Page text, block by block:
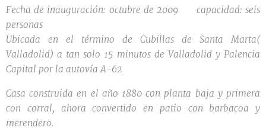
Fecha de inauguración: octubre de 2009 capacidad: seis
personas
Ubicada en el término de Cubillas de Santa Marta(
Valladolid) a tan solo 15 minutos de Valladolid y Palencia
Capital por la autovía A-62
Casa construida en el año 1880 con planta baja y primera
con corral, ahora convertido en patio con barbacoa y
merendero.